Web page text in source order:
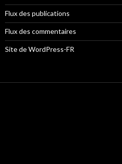
Flux des publications
Flux des commentaires
Site de WordPress-FR